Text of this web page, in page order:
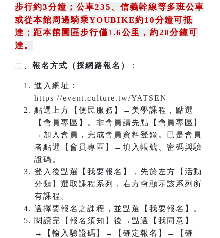
步行約3分鐘 ； 公車235 、 信義幹線等多班公車
或從本館周邊騎乘YOUBIKE約10分鐘可抵
達；距本館園區步行僅1.6公里，約20分鐘可
達。
二、 報名方式（採網路報名） ：
進入網址：
https://event.culture.tw/YATSEN
點選上方【便民服務】→美學課程，點選
【會員專區】。非會員請先點【會員專區】
→加入會員，完成會員資料登錄。已是會員
者點選【會員專區】→填入帳號、密碼與驗
證碼。
登入後點選【我要報名】，先於左方【活動
分類】選取課程系列，右方會顯示該系列所
有課程。
選擇要報名之課程，並點選【我要報名】。
閱讀完【報名須知】後→點選【我同意】
→【輸入驗證碼】→【確定報名】→【確